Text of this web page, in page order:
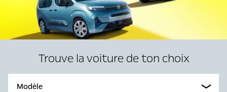
Trouve la voiture de ton choix
Modèle